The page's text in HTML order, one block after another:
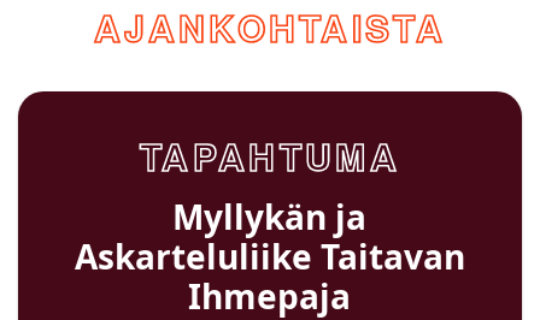
AJANKOHTAISTA
TAPAHTUMA
Myllykän ja
Askarteluliike Taitavan
Ihmepaja